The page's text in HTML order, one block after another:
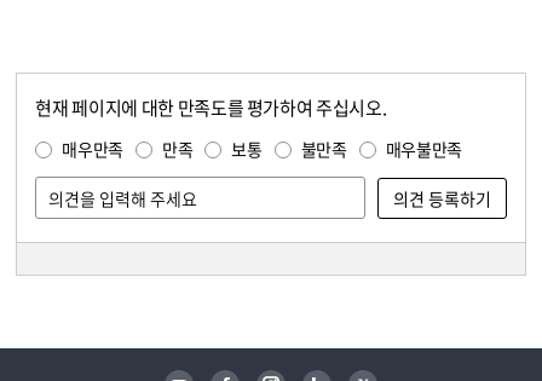
현재 페이지에 대한 만족도를 평가하여 주십시오.
매우만족 만족 보통 불만족 매우불만족
유튜브 페이스북 인스타그램 블로그 트위터